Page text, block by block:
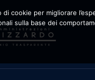
cookie per migliorare
sulla base dei